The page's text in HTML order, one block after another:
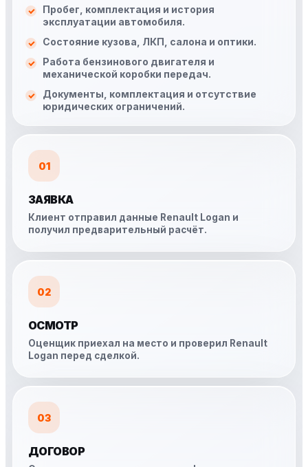
Пробег, комплектация и история
эксплуатации автомобиля.
Состояние кузова, ЛКП, салона и оптики.
Работа бензинового двигателя и
механической коробки передач.
Документы, комплектация и отсутствие
юридических ограничений.
01
ЗАЯВКА
Клиент отправил данные Renault Logan и
получил предварительный расчёт.
02
ОСМОТР
Оценщик приехал на место и проверил Renault
Logan перед сделкой.
03
ДОГОВОР